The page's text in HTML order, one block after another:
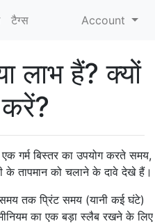
टैग्‍स Account
लाभ हैं? क्यों
गर्म बिस्तर का उपयोग करते समय,
के तापमान को चलाने के दावे देखे हैं।
तक प्रिंट समय (यानी कई घंटे)
का एक बड़ा स्लैब रखने के लिए